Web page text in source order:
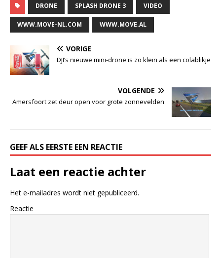
DRONE SPLASH DRONE 3 VIDEO
WWW.MOVE-NL.COM WWW.MOVE.AL
VORIGE
DJI’s nieuwe mini-drone is zo klein als een colablikje
VOLGENDE
Amersfoort zet deur open voor grote zonnevelden
GEEF ALS EERSTE EEN REACTIE
Laat een reactie achter
Het e-mailadres wordt niet gepubliceerd.
Reactie